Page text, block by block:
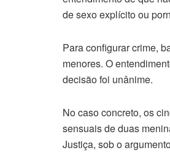
de sexo explícito ou
Para configurar crime,
menores. O
decisão foi unânime.
No caso concreto, os
sensuais de duas
Justiça, sob o